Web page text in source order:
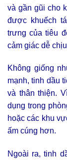
và gần gũi cho
được khuếch
trưng của tiêu
cảm giác dễ
Không giống
mạnh, tinh dầu
và thân thiện.
dụng trong
hoặc các khu
ấm cúng hơn.
Ngoài ra, tinh